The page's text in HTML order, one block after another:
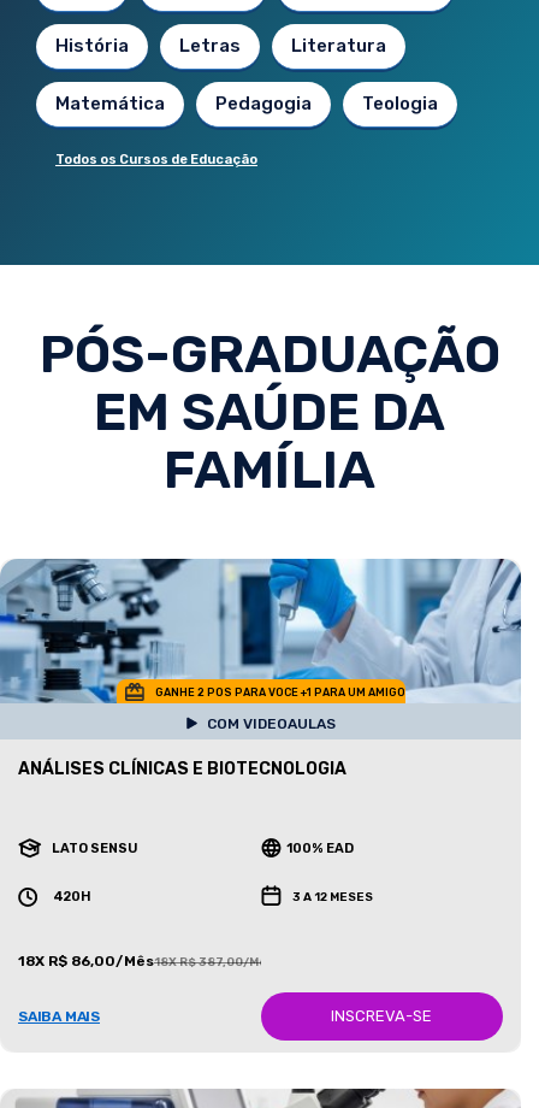
História Letras Literatura
Matemática Pedagogia Teologia
Todos os Cursos de Educação
PÓS-GRADUAÇÃO
EM SAÚDE DA
FAMÍLIA
GANHE 2 POS PARA VOCE +1 PARA UM AMIGO
COM VIDEOAULAS
ANÁLISES CLÍNICAS E BIOTECNOLOGIA
LATO SENSU 100% EAD
420H 3 A 12 MESES
18X R$ 86,00/Mês18X R$ 387,00/Mês
SAIBA MAIS INSCREVA-SE